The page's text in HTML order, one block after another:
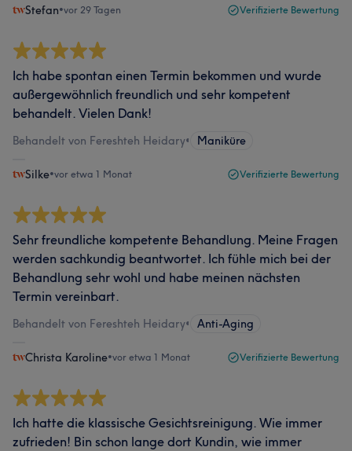
Stefan•vor 29 Tagen Verifizierte Bewertung
Ich habe spontan einen Termin bekommen und wurde
außergewöhnlich freundlich und sehr kompetent
behandelt. Vielen Dank!
Behandelt von Fereshteh Heidary• Maniküre
Silke•vor etwa 1 Monat Verifizierte Bewertung
Sehr freundliche kompetente Behandlung. Meine Fragen
werden sachkundig beantwortet. Ich fühle mich bei der
Behandlung sehr wohl und habe meinen nächsten
Termin vereinbart.
Behandelt von Fereshteh Heidary• Anti-Aging
Christa Karoline•vor etwa 1 Monat Verifizierte Bewertung
Ich hatte die klassische Gesichtsreinigung. Wie immer
zufrieden! Bin schon lange dort Kundin, wie immer